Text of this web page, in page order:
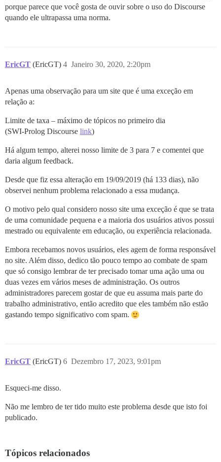
porque parece que você gosta de ouvir sobre o uso do Discourse
quando ele ultrapassa uma norma.
EricGT (EricGT) Janeiro 30, 2020, 2:20pm
4
Apenas uma observação para um site que é uma exceção em
relação a:
Limite de taxa – máximo de tópicos no primeiro dia
(SWI-Prolog Discourse link)
Há algum tempo, alterei nosso limite de 3 para 7 e comentei que
daria algum feedback.
Desde que fiz essa alteração em 19/09/2019 (há 133 dias), não
observei nenhum problema relacionado a essa mudança.
O motivo pelo qual considero nosso site uma exceção é que se trata
de uma comunidade pequena e a maioria dos usuários ativos possui
mestrado ou equivalente em educação, ou experiência relacionada.
Embora recebamos novos usuários, eles agem de forma responsável
no site. Além disso, dedico tão pouco tempo ao combate de spam
que só consigo lembrar de ter precisado tomar uma ação uma ou
duas vezes em vários meses de administração. Os outros
administradores parecem gostar de que eu assuma mais parte do
trabalho administrativo, então acredito que eles também não estão
gastando tempo significativo com spam.
EricGT (EricGT) Dezembro 17, 2023, 9:01pm
6
Esqueci-me disso.
Não me lembro de ter tido muito este problema desde que isto foi
publicado.
Tópicos relacionados